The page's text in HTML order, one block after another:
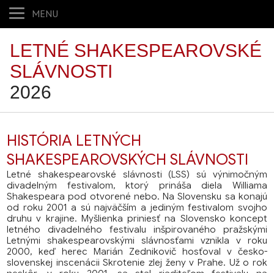
MENU
LETNÉ SHAKESPEAROVSKÉ
SLÁVNOSTI
2026
HISTÓRIA LETNÝCH
SHAKESPEAROVSKÝCH SLÁVNOSTI
Letné shakespearovské slávnosti (LSS) sú výnimočným
divadelným festivalom, ktorý prináša diela Williama
Shakespeara pod otvorené nebo. Na Slovensku sa konajú
od roku 2001 a sú najväčším a jediným festivalom svojho
druhu v krajine. Myšlienka priniesť na Slovensko koncept
letného divadelného festivalu inšpirovaného pražskými
Letnými shakespearovskými slávnosťami vznikla v roku
2000, keď herec Marián Zednikovič hosťoval v česko-
slovenskej inscenácii Skrotenie zlej ženy v Prahe. Už o rok